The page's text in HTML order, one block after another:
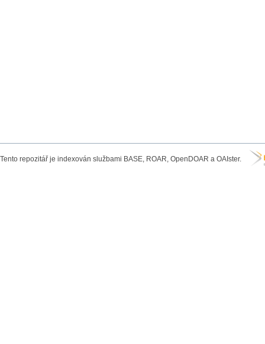
Tento repozitář je indexován službami BASE, ROAR, OpenDOAR a OAIster.